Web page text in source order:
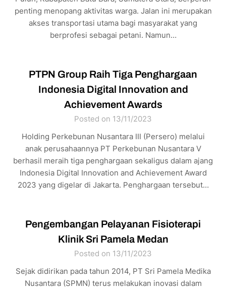
penting menopang aktivitas warga. Jalan ini merupakan
akses transportasi utama bagi masyarakat yang
berprofesi sebagai petani. Namun…
PTPN Group Raih Tiga Penghargaan
Indonesia Digital Innovation and
Achievement Awards
Posted on 13/11/2023
Holding Perkebunan Nusantara III (Persero) melalui
anak perusahaannya PT Perkebunan Nusantara V
berhasil meraih tiga penghargaan sekaligus dalam ajang
Indonesia Digital Innovation and Achievement Award
2023 yang digelar di Jakarta. Penghargaan tersebut…
Pengembangan Pelayanan Fisioterapi
Klinik Sri Pamela Medan
Posted on 13/11/2023
Sejak didirikan pada tahun 2014, PT Sri Pamela Medika
Nusantara (SPMN) terus melakukan inovasi dalam